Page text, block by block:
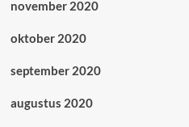
november 2020
oktober 2020
september 2020
augustus 2020